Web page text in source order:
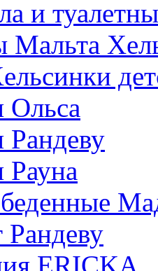
и
Мальта
Ольса
Рандеву
Рауна
Рандеву